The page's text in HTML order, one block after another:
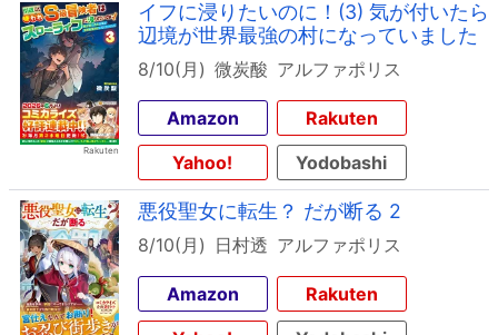
イフに浸りたいのに！(3) 気が付いたら
辺境が世界最強の村になっていました
8/10(月) 微炭酸 アルファポリス
Amazon
Rakuten
Yahoo!
Yodobashi
悪役聖女に転生？ だが断る 2
8/10(月) 日村透 アルファポリス
Amazon
Rakuten